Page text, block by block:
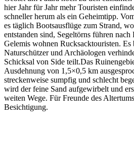
hier Jahr für Jahr mehr Touristen
schneller herum als ein Geheimtipp.
es täglich Bootsausflüge zum Strand,
entstanden sind, Segeltörns führen
Gelemis wohnen Rucksacktouristen. Es
Naturschützer und Archäologen
Schicksal von Side teilt.Das
Ausdehnung von 1,5×0,5 km
streckenweise sumpfig und schlecht
wird der feine Sand aufgewirbelt und
weiten Wege. Für Freunde des
Besichtigung.